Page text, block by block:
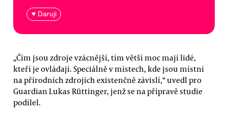
♥ Daruji
„Čím jsou zdroje vzácnější, tím větší moc mají lidé,
kteří je ovládají. Speciálně v místech, kde jsou místní
na přírodních zdrojích existenčně závislí,“ uvedl pro
Guardian Lukas Rüttinger, jenž se na přípravě studie
podílel.